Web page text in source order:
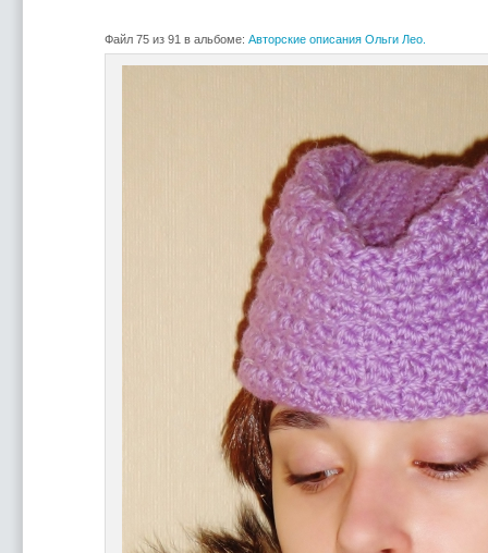
Файл 75 из 91 в альбоме: Авторские описания Ольги Лео.